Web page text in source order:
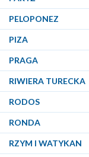
PELOPONEZ
PIZA
PRAGA
RIWIERA TURECKA
RODOS
RONDA
RZYM I WATYKAN